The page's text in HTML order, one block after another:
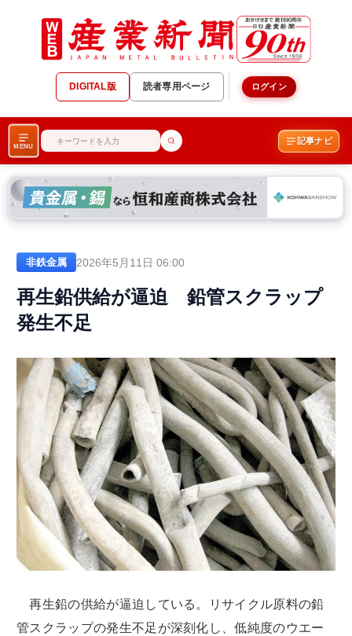
DIGITAL版 読者専用ページ ログイン
MENU
記事ナビ
非鉄金属 2026年5月11日 06:00
再生鉛供給が逼迫 鉛管スクラップ
発生不足
再生鉛の供給が逼迫している。リサイクル原料の鉛
管スクラップの発生不足が深刻化し、低純度のウエー